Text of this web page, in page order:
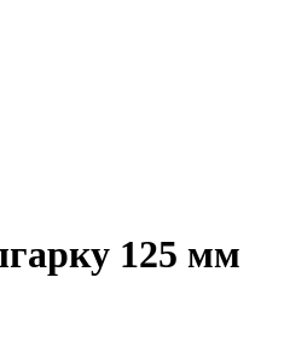
125 мм